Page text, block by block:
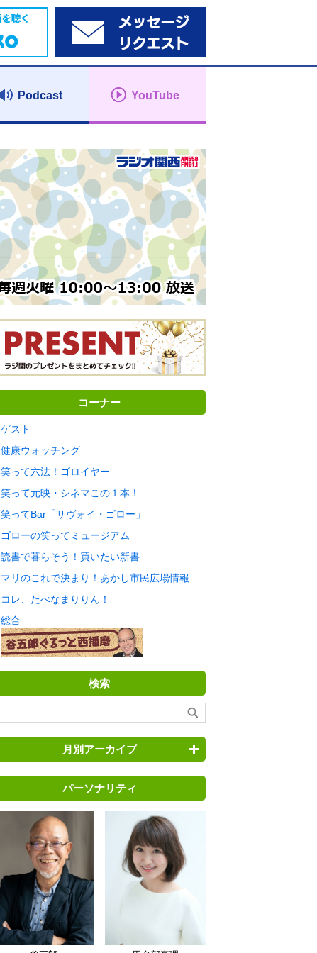
Podcast YouTube
コーナー
ゲスト
健康ウォッチング
笑って六法！ゴロイヤー
笑って元映・シネマこの１本！
笑ってBar「サヴォイ・ゴロー」
ゴローの笑ってミュージアム
読書で暮らそう！買いたい新書
マリのこれで決まり！あかし市民広場情報
コレ、たべなまりりん！
総合
検索
月別アーカイブ
パーソナリティ